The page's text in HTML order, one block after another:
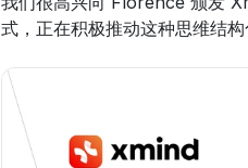
式，正在积极推动这种思维结构